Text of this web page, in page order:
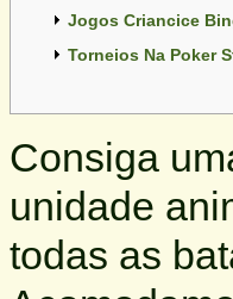
Jogos Criancice
Torneios Na Poker
Consiga
unidade
todas as